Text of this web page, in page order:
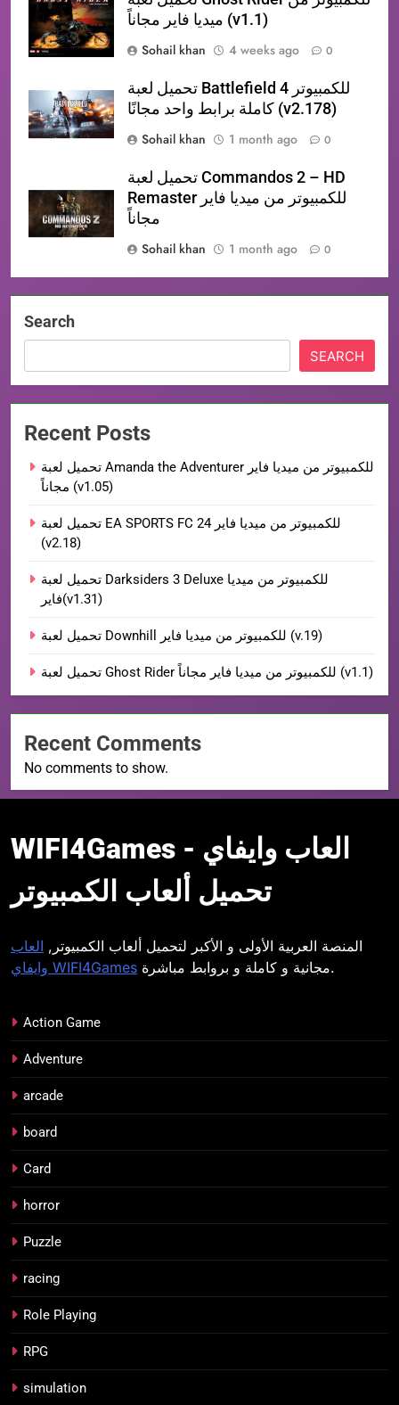
ميديا فاير مجاناً (v1.1)
Sohail khan
4 weeks ago 0
تحميل لعبة Battlefield 4 للكمبيوتر
كاملة برابط واحد مجانًا (v2.178)
Sohail khan
1 month ago 0
تحميل لعبة Commandos 2 – HD
Remaster للكمبيوتر من ميديا فاير
مجاناً
Sohail khan
1 month ago 0
Search
SEARCH
Recent Posts
تحميل لعبة Amanda the Adventurer للكمبيوتر من ميديا فاير
مجاناً (v1.05)
تحميل لعبة EA SPORTS FC 24 للكمبيوتر من ميديا فاير
(v2.18)
تحميل لعبة Darksiders 3 Deluxe للكمبيوتر من ميديا
فاير(v1.31)
تحميل لعبة Downhill للكمبيوتر من ميديا فاير (v.19)
تحميل لعبة Ghost Rider للكمبيوتر من ميديا فاير مجاناً (v1.1)
Recent Comments
No comments to show.
WIFI4Games العاب
وايفايWIFI4Games العاب وايفاي -
تحميل ألعاب الكمبيوتر
المنصة العربية الأولى و الأكبر لتحميل ألعاب الكمبيوتر, العاب
وايفاي WIFI4Games
مجانية و كاملة و بروابط مباشرة.
Action Game
Adventure
arcade
board
Card
horror
Puzzle
racing
Role Playing
RPG
simulation